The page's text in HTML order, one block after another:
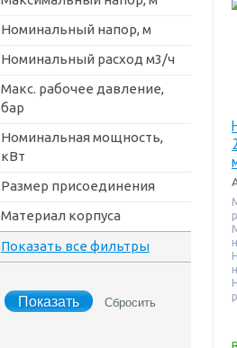
Номинальный напор, м
Номинальный расход м3/ч
Макс. рабочее давление,
бар
Номинальная мощность,
кВт
Размер присоединения
Материал корпуса
Показать все фильтры